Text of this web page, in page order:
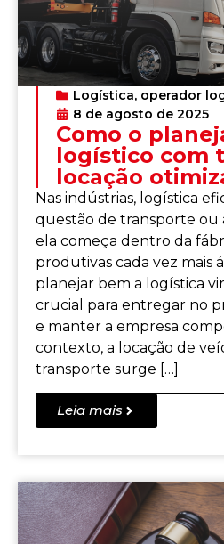
Logística, operador
8 de agosto de 2025
Como o
logístico com
locação
Nas indústrias, logística
questão de transporte
ela começa dentro da
produtivas cada vez mais
planejar bem a logística
crucial para entregar no
e manter a empresa
contexto, a locação de
transporte surge […]
Leia mais